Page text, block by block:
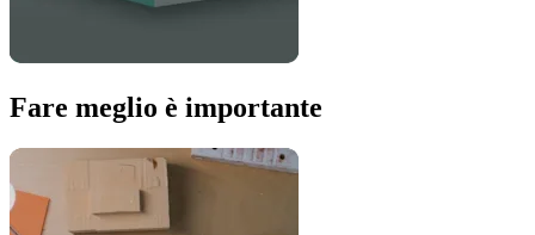
Fare meglio è importante